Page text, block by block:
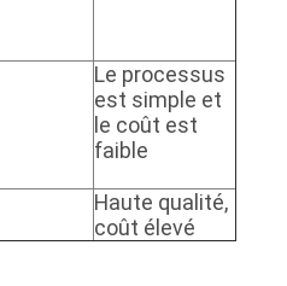
Le processus
est simple et
le coût est
faible
Haute qualité,
coût élevé